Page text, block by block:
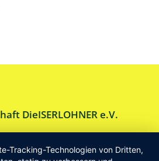
DieISERLOHNER e.V.
- 58638 Iserlohn
02371-9748599
Tracking-Technologien von Dritten,